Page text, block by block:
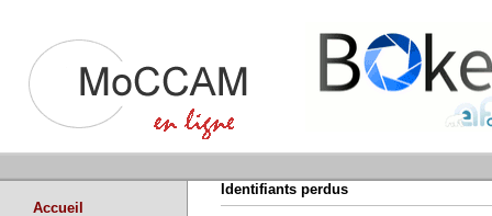
Accueil
Identifiants perdus